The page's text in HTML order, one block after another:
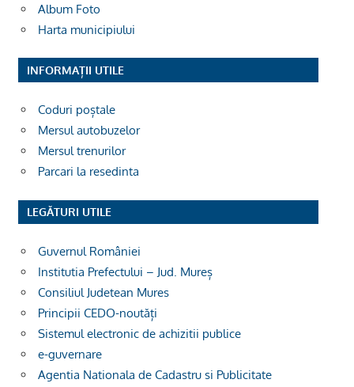
Album Foto
Harta municipiului
INFORMAȚII UTILE
Coduri poștale
Mersul autobuzelor
Mersul trenurilor
Parcari la resedinta
LEGĂTURI UTILE
Guvernul României
Institutia Prefectului – Jud. Mureș
Consiliul Judetean Mures
Principii CEDO-noutăți
Sistemul electronic de achizitii publice
e-guvernare
Agentia Nationala de Cadastru si Publicitate